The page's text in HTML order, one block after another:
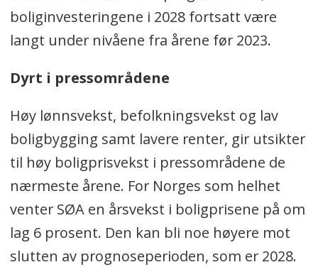
boliginvesteringene i 2028 fortsatt være
langt under nivåene fra årene før 2023.
Dyrt i pressområdene
Høy lønnsvekst, befolkningsvekst og lav
boligbygging samt lavere renter, gir utsikter
til høy boligprisvekst i pressområdene de
nærmeste årene. For Norges som helhet
venter SØA en årsvekst i boligprisene på om
lag 6 prosent. Den kan bli noe høyere mot
slutten av prognoseperioden, som er 2028.